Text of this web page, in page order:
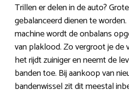
Trillen er delen in de auto?
gebalanceerd dienen te
machine wordt de onbalans
van plaklood. Zo vergroot je de
het rijdt zuiniger en neemt de
banden toe. Bij aankoop van
bandenwissel zit dit meestal